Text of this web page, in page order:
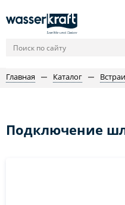
Главная Каталог
Подключение